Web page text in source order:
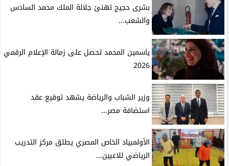
بشرى حجيج تهنئ جلالة الملك محمد السادس
والشعب...
ياسمين المحمد تحصل على زمالة الإعلام الرقمي
2026
وزير الشباب والرياضة يشهد توقيع عقد
استضافة مصر...
الأولمبياد الخاص المصري يطلق مركز التدريب
الرياضي للاعبين...